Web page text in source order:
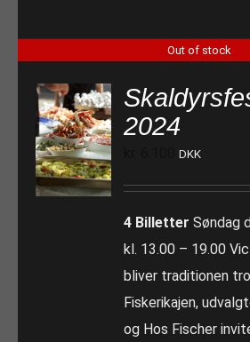
Out of stock
2024
DKK
4 Billetter Søndag
kl. 13.00 – 19.00
bliver traditionen
Fiskerikajen,
og Hos Fischer